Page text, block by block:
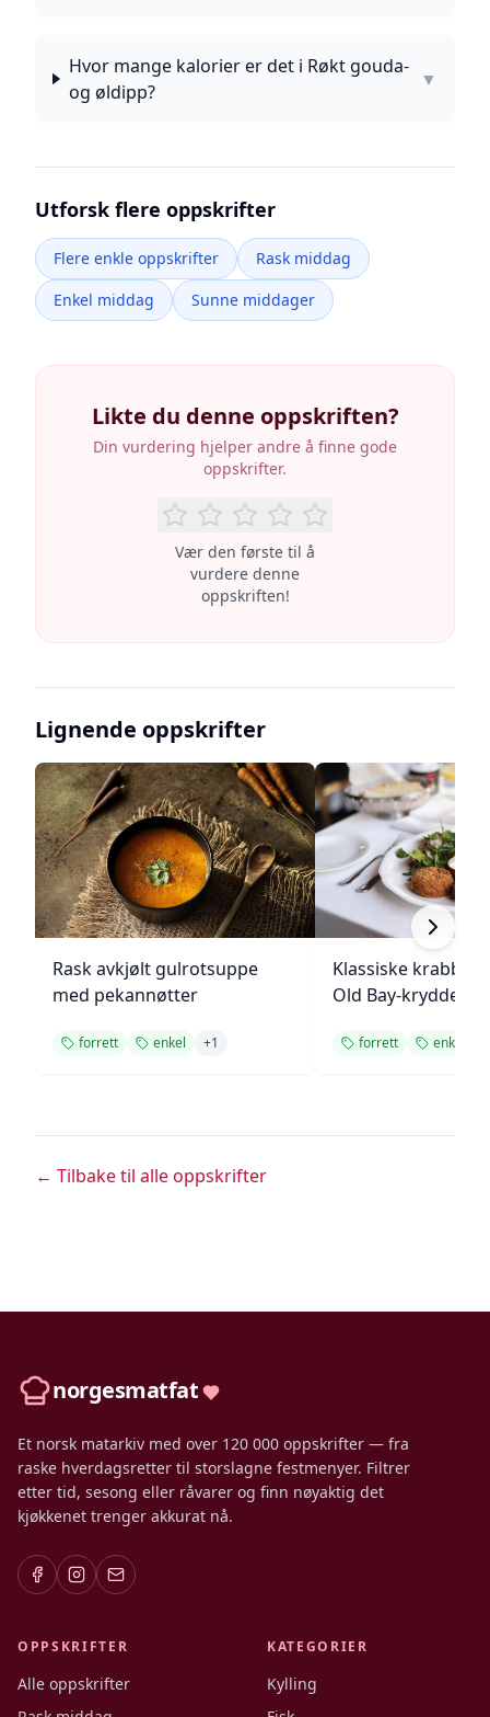
Hvor mange kalorier er det i Røkt gouda-
og øldipp?
▼
Utforsk flere oppskrifter
Flere enkle oppskrifter
Rask middag
Enkel middag
Sunne middager
Likte du denne oppskriften?
Din vurdering hjelper andre å finne gode
oppskrifter.
Vær den første til å
vurdere denne
oppskriften!
Lignende oppskrifter
Rask avkjølt gulrotsuppe
med pekannøtter
forrett enkel +1
Klassiske
Old Bay-krydder
forrett enkel
← Tilbake til alle oppskrifter
norgesmatfat
Et norsk matarkiv med over 120 000 oppskrifter — fra
raske hverdagsretter til storslagne festmenyer. Filtrer
etter tid, sesong eller råvarer og finn nøyaktig det
kjøkkenet trenger akkurat nå.
OPPSKRIFTER
Alle oppskrifter
KATEGORIER
Kylling